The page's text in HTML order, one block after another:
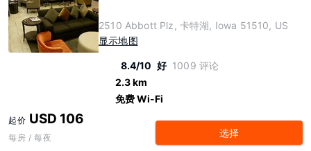
2510 Abbott Plz, 卡特湖, Iowa 51510, US
显示地图
8.4/10 好 1009 评论
2.3 km
免费 Wi-Fi
起价 USD 106
每房 / 每夜 选择